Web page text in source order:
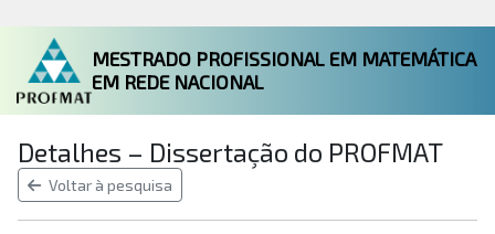
MESTRADO PROFISSIONAL EM MATEMÁTICA
EM REDE NACIONAL
Detalhes – Dissertação do PROFMAT
Voltar à pesquisa